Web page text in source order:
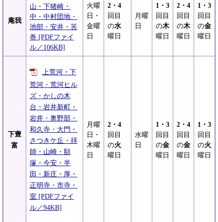
庵我
山・下猪崎・
中・中村団地・
池部・安井・筈
巻 [PDFファイ
ル／106KB]
火曜
日・
金曜
日
2・4
回目
の水
曜日
月曜
日
1・3
回目
の木
曜日
2・4
回目
の木
曜日
1・3
回目
の金
曜日
下豊
富
上荒河・下
荒河・荒河ヒル
ズ・かしの木
台・岩井新町・
岩井・奥野部・
和久寺・大門・
さつきケ丘・拝
師・山崎・額
塚・今安・半
田・新庄・厚・
正明寺・市寺・
室 [PDFファイ
ル／94KB]
月曜
日・
木曜
日
2・4
回目
の火
曜日
水曜
日
1・3
回目
の金
曜日
2・4
回目
の金
曜日
1・3
回目
の火
曜日